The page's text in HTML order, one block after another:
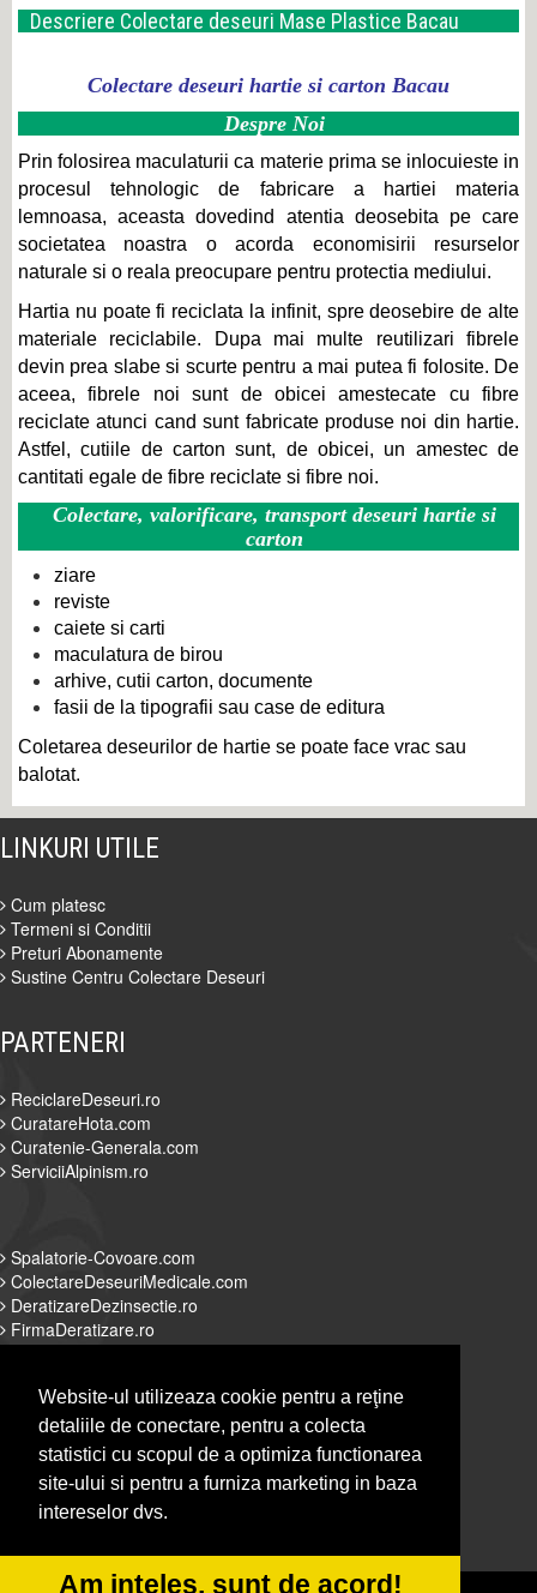
Website-ul utilizeaza cookie pentru a reţine
detaliile de conectare, pentru a colecta
statistici cu scopul de a optimiza functionarea
site-ului si pentru a furniza marketing in baza
intereselor dvs.
Am inteles, sunt de acord!
Descriere Colectare deseuri Mase Plastice Bacau
Colectare deseuri hartie si carton Bacau
Despre Noi
Prin folosirea maculaturii ca materie prima se inlocuieste in
procesul tehnologic de fabricare a hartiei materia
lemnoasa, aceasta dovedind atentia deosebita pe care
societatea noastra o acorda economisirii resurselor
naturale si o reala preocupare pentru protectia mediului.
Hartia nu poate fi reciclata la infinit, spre deosebire de alte
materiale reciclabile. Dupa mai multe reutilizari fibrele
devin prea slabe si scurte pentru a mai putea fi folosite. De
aceea, fibrele noi sunt de obicei amestecate cu fibre
reciclate atunci cand sunt fabricate produse noi din hartie.
Astfel, cutiile de carton sunt, de obicei, un amestec de
cantitati egale de fibre reciclate si fibre noi.
Colectare, valorificare, transport deseuri hartie si
carton
ziare
reviste
caiete si carti
maculatura de birou
arhive, cutii carton, documente
fasii de la tipografii sau case de editura
Coletarea deseurilor de hartie se poate face vrac sau
balotat.
LINKURI UTILE
Cum platesc
Termeni si Conditii
Preturi Abonamente
Sustine Centru Colectare Deseuri
PARTENERI
ReciclareDeseuri.ro
CuratareHota.com
Curatenie-Generala.com
ServiciiAlpinism.ro
Spalatorie-Covoare.com
ColectareDeseuriMedicale.com
DeratizareDezinsectie.ro
FirmaDeratizare.ro
Alpinist-Utilitar.com
Servicii-DDD.com
Spalatorie-Curatatorie.com
Spalatorie-Curatatorie.ro